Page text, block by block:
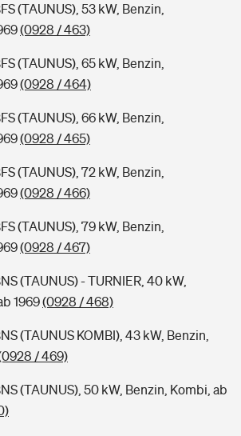
(TAUNUS), 53 kW, Benzin,
(0928 / 463)
(TAUNUS), 65 kW, Benzin,
(0928 / 464)
(TAUNUS), 66 kW, Benzin,
(0928 / 465)
(TAUNUS), 72 kW, Benzin,
(0928 / 466)
(TAUNUS), 79 kW, Benzin,
(0928 / 467)
(TAUNUS) - TURNIER, 40 kW,
1969(0928 / 468)
(TAUNUS KOMBI), 43 kW, Benzin,
/ 469)
(TAUNUS), 50 kW, Benzin, Kombi, ab